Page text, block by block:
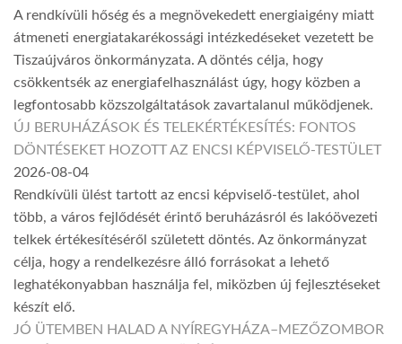
A rendkívüli hőség és a megnövekedett energiaigény miatt
átmeneti energiatakarékossági intézkedéseket vezetett be
Tiszaújváros önkormányzata. A döntés célja, hogy
csökkentsék az energiafelhasználást úgy, hogy közben a
legfontosabb közszolgáltatások zavartalanul működjenek.
ÚJ BERUHÁZÁSOK ÉS TELEKÉRTÉKESÍTÉS: FONTOS
DÖNTÉSEKET HOZOTT AZ ENCSI KÉPVISELŐ-TESTÜLET
2026-08-04
Rendkívüli ülést tartott az encsi képviselő-testület, ahol
több, a város fejlődését érintő beruházásról és lakóövezeti
telkek értékesítéséről született döntés. Az önkormányzat
célja, hogy a rendelkezésre álló forrásokat a lehető
leghatékonyabban használja fel, miközben új fejlesztéseket
készít elő.
JÓ ÜTEMBEN HALAD A NYÍREGYHÁZA–MEZŐZOMBOR